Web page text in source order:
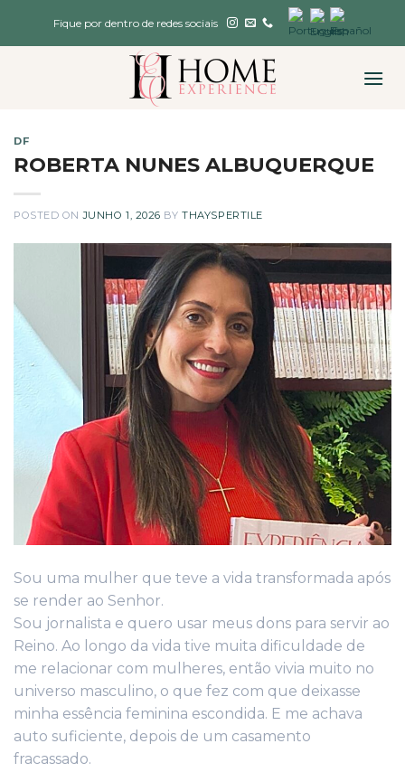
Fique por dentro de redes sociais
DF
ROBERTA NUNES ALBUQUERQUE
POSTED ONJUNHO 1, 2026 BYTHAYSPERTILE
Sou uma mulher que teve a vida transformada após
se render ao Senhor.
Sou jornalista e quero usar meus dons para servir ao
Reino. Ao longo da vida tive muita dificuldade de
me relacionar com mulheres, então vivia muito no
universo masculino, o que fez com que deixasse
minha essência feminina escondida. E me achava
auto suficiente, depois de um casamento
fracassado.